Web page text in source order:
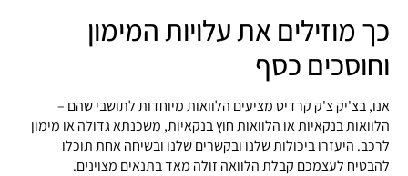
כך מוזילים את עלויות המימון
וחוסכים כסף
אנו, בצ'יק צ'ק קרדיט מציעים הלוואות מיוחדות לתושבי שהם –
הלוואות בנקאיות או הלוואות חוץ בנקאיות, משכנתא גדולה או מימון
לרכב. היעזרו ביכולות שלנו ובקשרים שלנו ובשיחה אחת תוכלו
להבטיח לעצמכם קבלת הלוואה זולה מאד בתנאים מצוינים.